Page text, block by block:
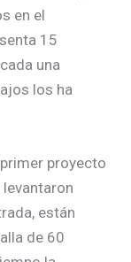
en el
15
una
los ha
proyecto
están
de 60